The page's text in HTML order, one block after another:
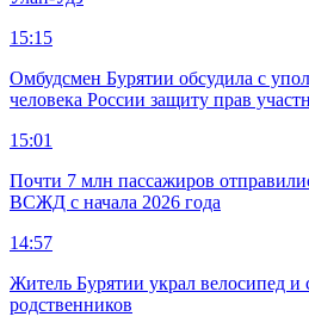
15:15
Омбудсмен Бурятии обсудила с
человека России защиту прав
15:01
Почти 7 млн пассажиров
ВСЖД с начала 2026 года
14:57
Житель Бурятии украл велосипед и
родственников